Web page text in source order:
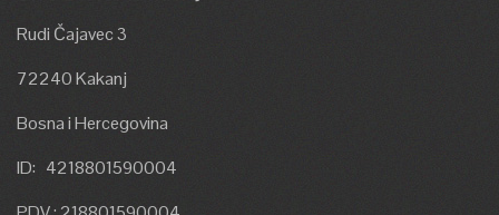
Rudi Čajavec 3
72240 Kakanj
Bosna i Hercegovina
ID: 4218801590004